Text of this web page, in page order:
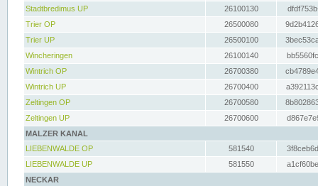
Stadtbredimus UP
26100130
Trier OP
26500080
Trier UP
26500100
Wincheringen
26100140
Wintrich OP
26700380
Wintrich UP
26700400
Zeltingen OP
26700580
Zeltingen UP
26700600
MALZER KANAL
LIEBENWALDE OP
581540
LIEBENWALDE UP
581550
NECKAR